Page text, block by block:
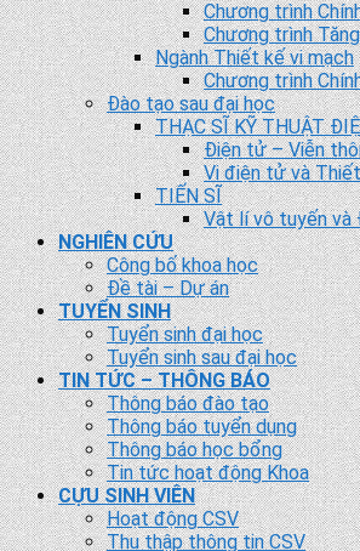
Chương trình
Chương trình
Ngành Thiết kế vi mạch
Chương trình
Đào tạo sau đại học
THẠC SĨ KỸ THUẬT
Điện tử – Viễn
Vi điện tử và
TIẾN SĨ
Vật lí vô tuyến và
NGHIÊN CỨU
Công bố khoa học
Đề tài – Dự án
TUYỂN SINH
Tuyển sinh đại học
Tuyển sinh sau đại học
TIN TỨC – THÔNG BÁO
Thông báo đào tạo
Thông báo tuyển dụng
Thông báo học bổng
Tin tức hoạt động Khoa
CỰU SINH VIÊN
Hoạt động CSV
Thu thập thông tin CSV